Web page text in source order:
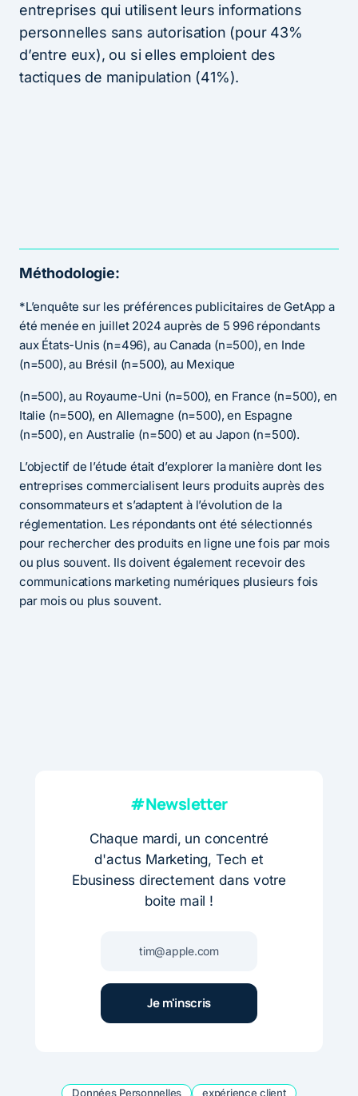
entreprises qui utilisent leurs informations
personnelles sans autorisation (pour 43%
d’entre eux), ou si elles emploient des
tactiques de manipulation (41%).
Méthodologie:
*L’enquête sur les préférences publicitaires de GetApp a
été menée en juillet 2024 auprès de 5 996 répondants
aux États-Unis (n=496), au Canada (n=500), en Inde
(n=500), au Brésil (n=500), au Mexique
(n=500), au Royaume-Uni (n=500), en France (n=500), en
Italie (n=500), en Allemagne (n=500), en Espagne
(n=500), en Australie (n=500) et au Japon (n=500).
L’objectif de l’étude était d’explorer la manière dont les
entreprises commercialisent leurs produits auprès des
consommateurs et s’adaptent à l’évolution de la
réglementation. Les répondants ont été sélectionnés
pour rechercher des produits en ligne une fois par mois
ou plus souvent. Ils doivent également recevoir des
communications marketing numériques plusieurs fois
par mois ou plus souvent.
#Newsletter
Chaque mardi, un concentré
d'actus Marketing, Tech et
Ebusiness directement dans votre
boite mail !
Données Personnelles expérience client